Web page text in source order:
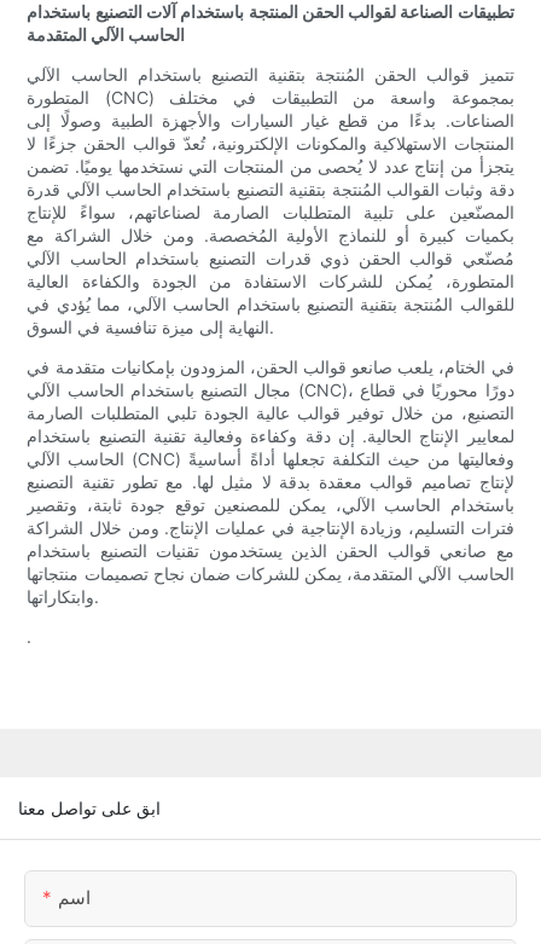
تطبيقات الصناعة لقوالب الحقن المنتجة باستخدام آلات التصنيع باستخدام
الحاسب الآلي المتقدمة
تتميز قوالب الحقن المُنتجة بتقنية التصنيع باستخدام الحاسب الآلي
المتطورة (CNC) بمجموعة واسعة من التطبيقات في مختلف
الصناعات. بدءًا من قطع غيار السيارات والأجهزة الطبية وصولًا إلى
المنتجات الاستهلاكية والمكونات الإلكترونية، تُعدّ قوالب الحقن جزءًا لا
يتجزأ من إنتاج عدد لا يُحصى من المنتجات التي نستخدمها يوميًا. تضمن
دقة وثبات القوالب المُنتجة بتقنية التصنيع باستخدام الحاسب الآلي قدرة
المصنّعين على تلبية المتطلبات الصارمة لصناعاتهم، سواءً للإنتاج
بكميات كبيرة أو للنماذج الأولية المُخصصة. ومن خلال الشراكة مع
مُصنّعي قوالب الحقن ذوي قدرات التصنيع باستخدام الحاسب الآلي
المتطورة، يُمكن للشركات الاستفادة من الجودة والكفاءة العالية
للقوالب المُنتجة بتقنية التصنيع باستخدام الحاسب الآلي، مما يُؤدي في
النهاية إلى ميزة تنافسية في السوق.
في الختام، يلعب صانعو قوالب الحقن، المزودون بإمكانيات متقدمة في
مجال التصنيع باستخدام الحاسب الآلي (CNC)، دورًا محوريًا في قطاع
التصنيع، من خلال توفير قوالب عالية الجودة تلبي المتطلبات الصارمة
لمعايير الإنتاج الحالية. إن دقة وكفاءة وفعالية تقنية التصنيع باستخدام
الحاسب الآلي (CNC) وفعاليتها من حيث التكلفة تجعلها أداةً أساسيةً
لإنتاج تصاميم قوالب معقدة بدقة لا مثيل لها. مع تطور تقنية التصنيع
باستخدام الحاسب الآلي، يمكن للمصنعين توقع جودة ثابتة، وتقصير
فترات التسليم، وزيادة الإنتاجية في عمليات الإنتاج. ومن خلال الشراكة
مع صانعي قوالب الحقن الذين يستخدمون تقنيات التصنيع باستخدام
الحاسب الآلي المتقدمة، يمكن للشركات ضمان نجاح تصميمات منتجاتها
وابتكاراتها.
.
ابق على تواصل معنا
اسم